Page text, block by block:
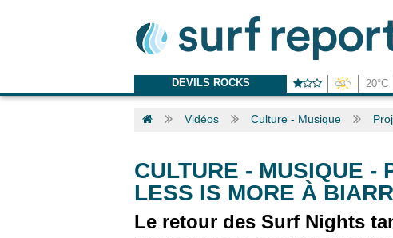
DEVILS ROCKS 20°C
Vidéos Culture - Musique
CULTURE - MUSIQUE -
LESS IS MORE À
Le retour des Surf Nights